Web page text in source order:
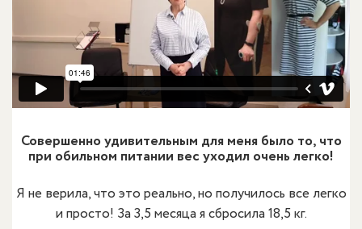
Совершенно удивительным для меня было то, что
при обильном питании вес уходил очень легко!
Я не верила, что это реально, но получилось все легко
и просто! За 3,5 месяца я сбросила 18,5 кг.